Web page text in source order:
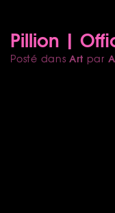
Pillion |
Posté dansArt par